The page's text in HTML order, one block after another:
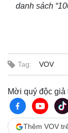
danh sách
Tag: VOV
Mời quý độc giả
Thêm VOV